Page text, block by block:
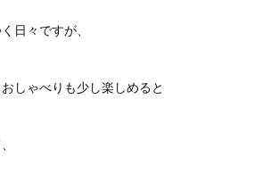
日々ですが、
しゃべりも少し楽しめると